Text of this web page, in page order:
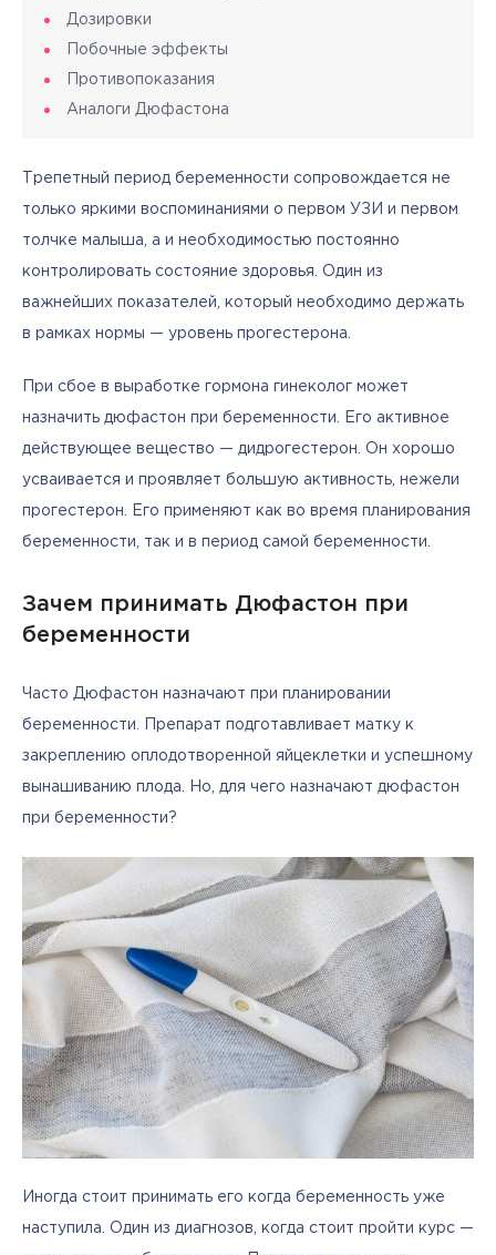
Дозировки
Побочные эффекты
Противопоказания
Аналоги Дюфастона
Трепетный период беременности сопровождается не
только яркими воспоминаниями о первом УЗИ и первом
толчке малыша, а и необходимостью постоянно
контролировать состояние здоровья. Один из
важнейших показателей, который необходимо держать
в рамках нормы — уровень прогестерона.
При сбое в выработке гормона гинеколог может
назначить дюфастон при беременности. Его активное
действующее вещество — дидрогестерон. Он хорошо
усваивается и проявляет большую активность, нежели
прогестерон. Его применяют как во время планирования
беременности, так и в период самой беременности.
Зачем принимать Дюфастон при
беременности
Часто Дюфастон назначают при планировании
беременности. Препарат подготавливает матку к
закреплению оплодотворенной яйцеклетки и успешному
вынашиванию плода. Но, для чего назначают дюфастон
при беременности?
Иногда стоит принимать его когда беременность уже
наступила. Один из диагнозов, когда стоит пройти курс —